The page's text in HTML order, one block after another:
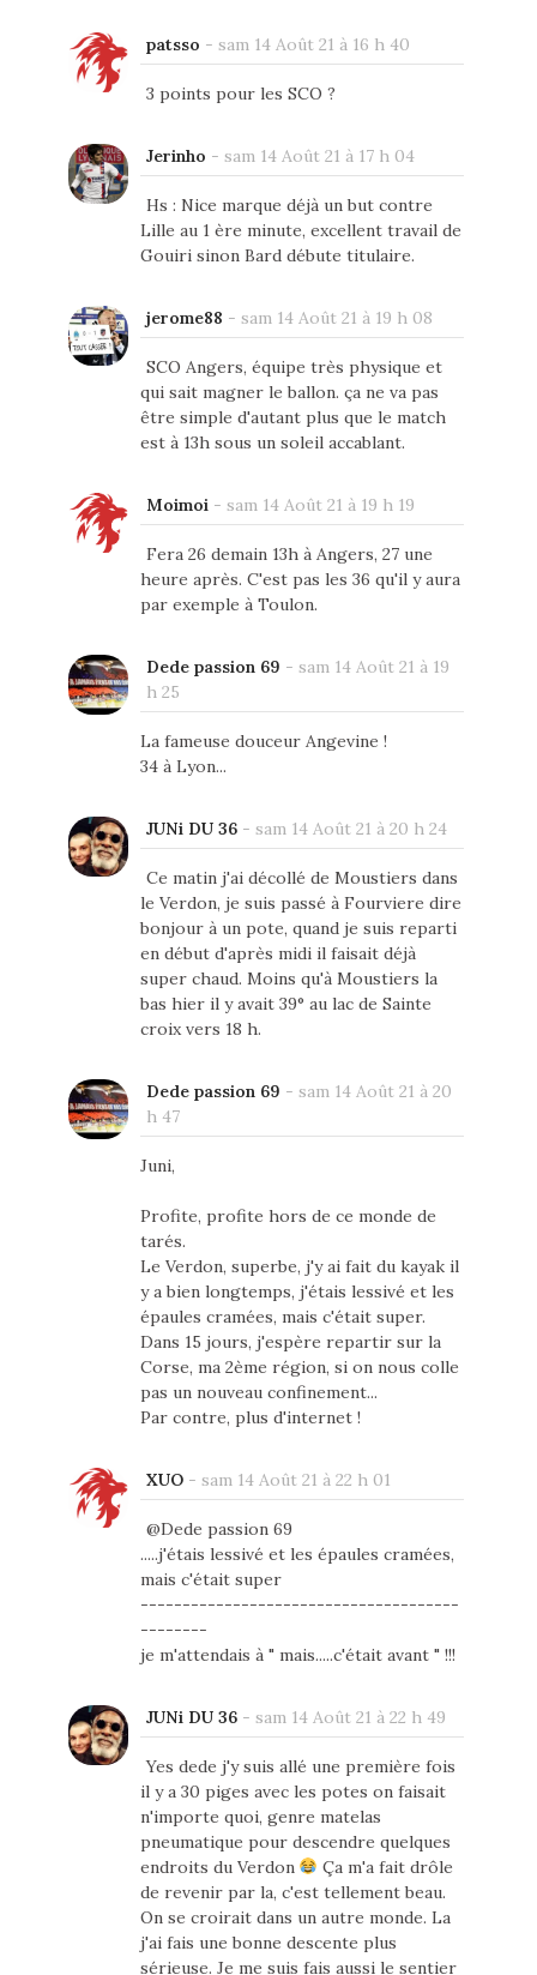
patsso - sam 14 Août 21 à 16 h 40
3 points pour les SCO ?
Jerinho - sam 14 Août 21 à 17 h 04
Hs : Nice marque déjà un but contre
Lille au 1 ère minute, excellent travail de
Gouiri sinon Bard débute titulaire.
jerome88 - sam 14 Août 21 à 19 h 08
SCO Angers, équipe très physique et
qui sait magner le ballon. ça ne va pas
être simple d'autant plus que le match
est à 13h sous un soleil accablant.
Moimoi- sam 14 Août 21 à 19 h 19
Fera 26 demain 13h à Angers, 27 une
heure après. C'est pas les 36 qu'il y aura
par exemple à Toulon.
Dede passion 69 - sam 14 Août 21 à 19
h 25
La fameuse douceur Angevine !
34 à Lyon...
JUNi DU 36- sam 14 Août 21 à 20 h 24
Ce matin j'ai décollé de Moustiers dans
le Verdon, je suis passé à Fourviere dire
bonjour à un pote, quand je suis reparti
en début d'après midi il faisait déjà
super chaud. Moins qu'à Moustiers la
bas hier il y avait 39° au lac de Sainte
croix vers 18 h.
Dede passion 69 - sam 14 Août 21 à 20
h 47
Juni,
Profite, profite hors de ce monde de
tarés.
Le Verdon, superbe, j'y ai fait du kayak il
y a bien longtemps, j'étais lessivé et les
épaules cramées, mais c'était super.
Dans 15 jours, j'espère repartir sur la
Corse, ma 2ème région, si on nous colle
pas un nouveau confinement...
Par contre, plus d'internet !
XUO- sam 14 Août 21 à 22 h 01
@Dede passion 69
.....j'étais lessivé et les épaules cramées,
mais c'était super
--------------------------------------
--------
je m'attendais à " mais.....c'était avant " !!!
JUNi DU 36- sam 14 Août 21 à 22 h 49
Yes dede j'y suis allé une première fois
il y a 30 piges avec les potes on faisait
n'importe quoi, genre matelas
pneumatique pour descendre quelques
endroits du Verdon
Ça m'a fait drôle
de revenir par la, c'est tellement beau.
On se croirait dans un autre monde. La
j'ai fais une bonne descente plus
sérieuse. Je me suis fais aussi le sentier